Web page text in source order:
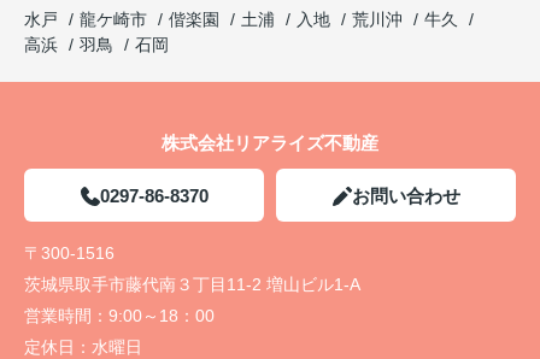
水戸
龍ケ崎市 偕楽園 土浦 入地 荒川沖
牛久
高浜
羽鳥 石岡
株式会社リアライズ不動産
0297-86-8370 お問い合わせ
〒300-1516
茨城県取手市藤代南３丁目11-2 増山ビル1-A
営業時間： 9:00～18：00
定休日： 水曜日